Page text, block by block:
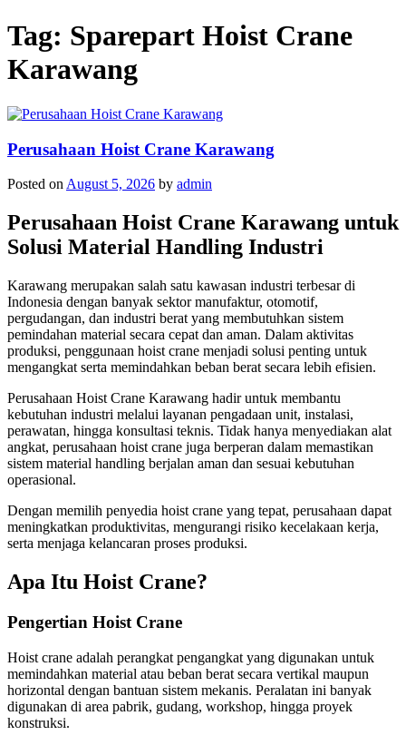
Tag: Sparepart Hoist Crane
Karawang
Perusahaan Hoist Crane Karawang
Posted on August 5, 2026 by admin
Perusahaan Hoist Crane Karawang untuk
Solusi Material Handling Industri
Karawang merupakan salah satu kawasan industri terbesar di
Indonesia dengan banyak sektor manufaktur, otomotif,
pergudangan, dan industri berat yang membutuhkan sistem
pemindahan material secara cepat dan aman. Dalam aktivitas
produksi, penggunaan hoist crane menjadi solusi penting untuk
mengangkat serta memindahkan beban berat secara lebih efisien.
Perusahaan Hoist Crane Karawang hadir untuk membantu
kebutuhan industri melalui layanan pengadaan unit, instalasi,
perawatan, hingga konsultasi teknis. Tidak hanya menyediakan alat
angkat, perusahaan hoist crane juga berperan dalam memastikan
sistem material handling berjalan aman dan sesuai kebutuhan
operasional.
Dengan memilih penyedia hoist crane yang tepat, perusahaan dapat
meningkatkan produktivitas, mengurangi risiko kecelakaan kerja,
serta menjaga kelancaran proses produksi.
Apa Itu Hoist Crane?
Pengertian Hoist Crane
Hoist crane adalah perangkat pengangkat yang digunakan untuk
memindahkan material atau beban berat secara vertikal maupun
horizontal dengan bantuan sistem mekanis. Peralatan ini banyak
digunakan di area pabrik, gudang, workshop, hingga proyek
konstruksi.